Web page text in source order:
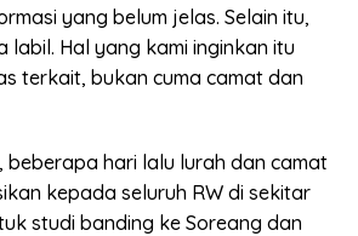
yang belum jelas. Selain itu,
labil. Hal yang kami inginkan itu
terkait, bukan cuma camat dan
beberapa hari lalu lurah dan camat
kepada seluruh RW di sekitar
studi banding ke Soreang dan